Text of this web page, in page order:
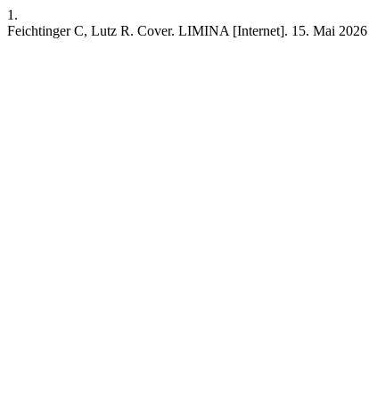
1.
Feichtinger C, Lutz R. Cover. LIMINA [Internet]. 15. Mai